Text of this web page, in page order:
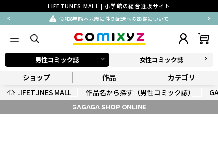
LIFETUNES MALL | 小学館の総合通販サイト
令和8年熊本地震に伴う配送への影響について
男性コミック誌 女性コミック誌
ショップ 作品
カテゴリ
LIFETUNES MALL
作品名から探す（男性コミック誌）
GAGAGA SHOP ONLINE